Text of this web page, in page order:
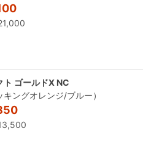
ト ゴールドX NC
キングオレンジ/ブルー）